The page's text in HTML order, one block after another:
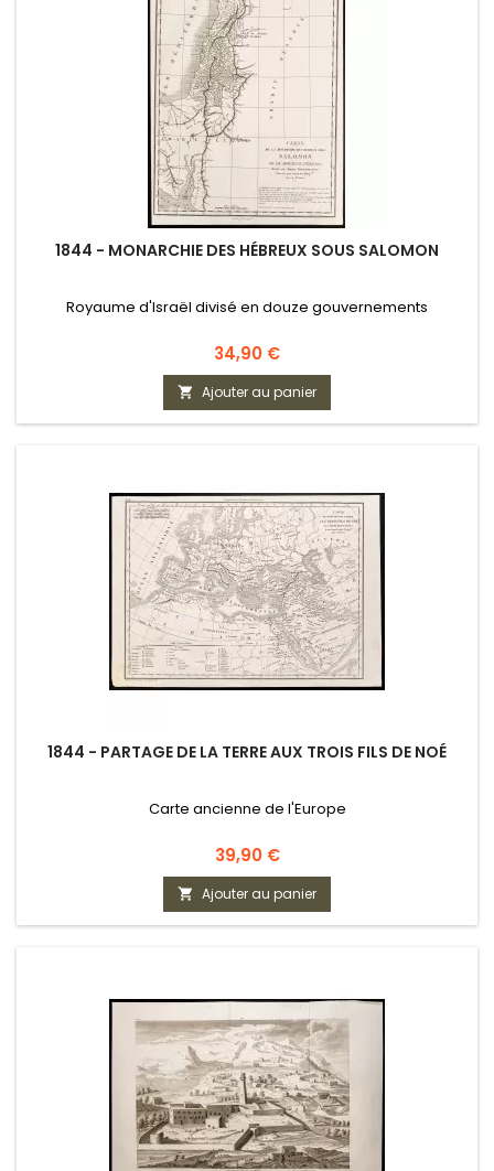
1844 - MONARCHIE DES HÉBREUX SOUS SALOMON
Royaume d'Israël divisé en douze gouvernements
Prix
34,90 €
 Ajouter au panier
1844 - PARTAGE DE LA TERRE AUX TROIS FILS DE NOÉ
Carte ancienne de l'Europe
Prix
39,90 €
 Ajouter au panier